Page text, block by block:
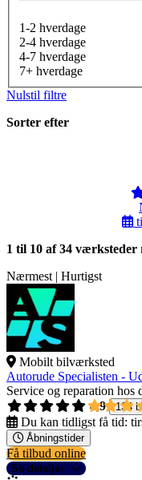
1-2 hverdage
2-4 hverdage
4-7 hverdage
7+ hverdage
Nulstil filtre
Sorter efter
1 til 10 af 34 værksteder
Nærmest | Hurtigst
Mobilt bilværksted
Autorude Specialisten -
Service og reparation hos
4,9
134
Du kan tidligst få tid:
Åbningstider
Få tilbud online
Se detaljer